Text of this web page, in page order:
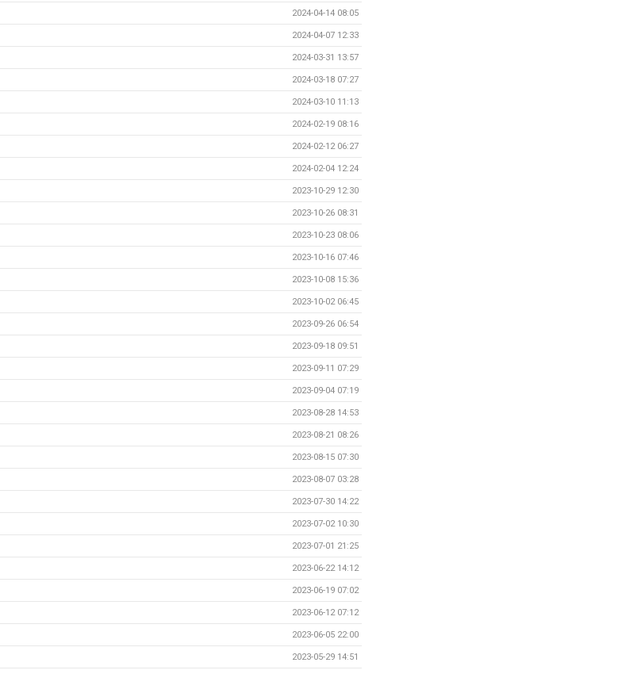
2024-04-14 08:05
2024-04-07 12:33
2024-03-31 13:57
2024-03-18 07:27
2024-03-10 11:13
2024-02-19 08:16
2024-02-12 06:27
2024-02-04 12:24
2023-10-29 12:30
2023-10-26 08:31
2023-10-23 08:06
2023-10-16 07:46
2023-10-08 15:36
2023-10-02 06:45
2023-09-26 06:54
2023-09-18 09:51
2023-09-11 07:29
2023-09-04 07:19
2023-08-28 14:53
2023-08-21 08:26
2023-08-15 07:30
2023-08-07 03:28
2023-07-30 14:22
2023-07-02 10:30
2023-07-01 21:25
2023-06-22 14:12
2023-06-19 07:02
2023-06-12 07:12
2023-06-05 22:00
2023-05-29 14:51